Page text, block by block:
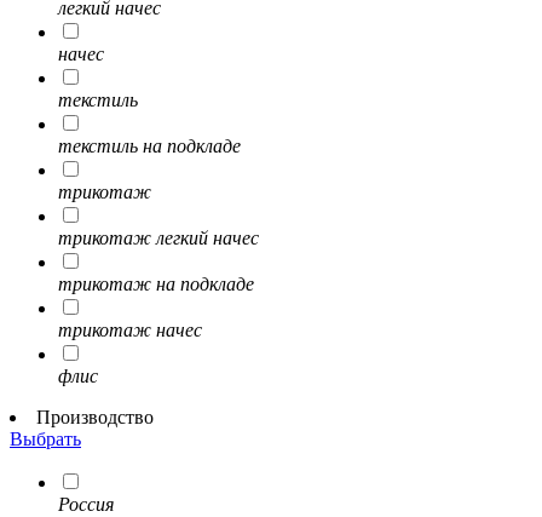
легкий начес
начес
текстиль
текстиль на подкладе
трикотаж
трикотаж легкий начес
трикотаж на подкладе
трикотаж начес
флис
Производство
Выбрать
Россия